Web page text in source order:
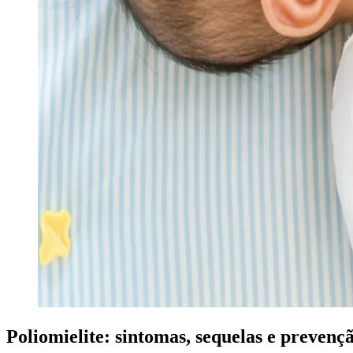
Poliomielite: sintomas, sequelas e